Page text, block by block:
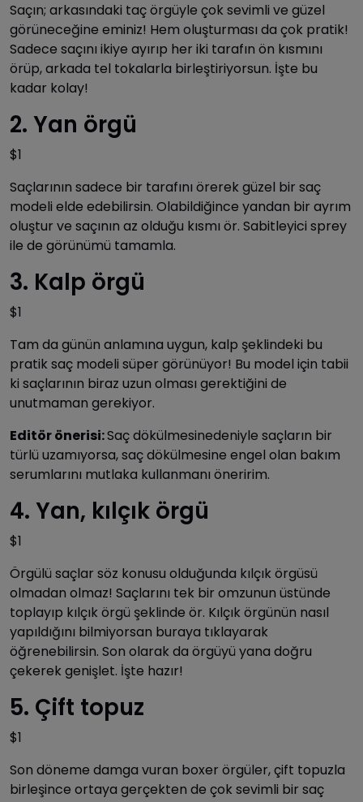
Saçın; arkasındaki taç örgüyle çok sevimli ve güzel
görüneceğine eminiz! Hem oluşturması da çok pratik!
Sadece saçını ikiye ayırıp her iki tarafın ön kısmını
örüp, arkada tel tokalarla birleştiriyorsun. İşte bu
kadar kolay!
2. Yan örgü
$1
Saçlarının sadece bir tarafını örerek güzel bir saç
modeli elde edebilirsin. Olabildiğince yandan bir ayrım
oluştur ve saçının az olduğu kısmı ör. Sabitleyici sprey
ile de görünümü tamamla.
3. Kalp örgü
$1
Tam da günün anlamına uygun, kalp şeklindeki bu
pratik saç modeli süper görünüyor! Bu model için tabii
ki saçlarının biraz uzun olması gerektiğini de
unutmaman gerekiyor.
Editör önerisi:Saç dökülmesinedeniyle saçların bir
türlü uzamıyorsa, saç dökülmesine engel olan bakım
serumlarını mutlaka kullanmanı öneririm.
4. Yan, kılçık örgü
$1
Örgülü saçlar söz konusu olduğunda kılçık örgüsü
olmadan olmaz! Saçlarını tek bir omzunun üstünde
toplayıp kılçık örgü şeklinde ör. Kılçık örgünün nasıl
yapıldığını bilmiyorsan buraya tıklayarak
öğrenebilirsin. Son olarak da örgüyü yana doğru
çekerek genişlet. İşte hazır!
5. Çift topuz
$1
Son döneme damga vuran boxer örgüler, çift topuzla
birleşince ortaya gerçekten de çok sevimli bir saç